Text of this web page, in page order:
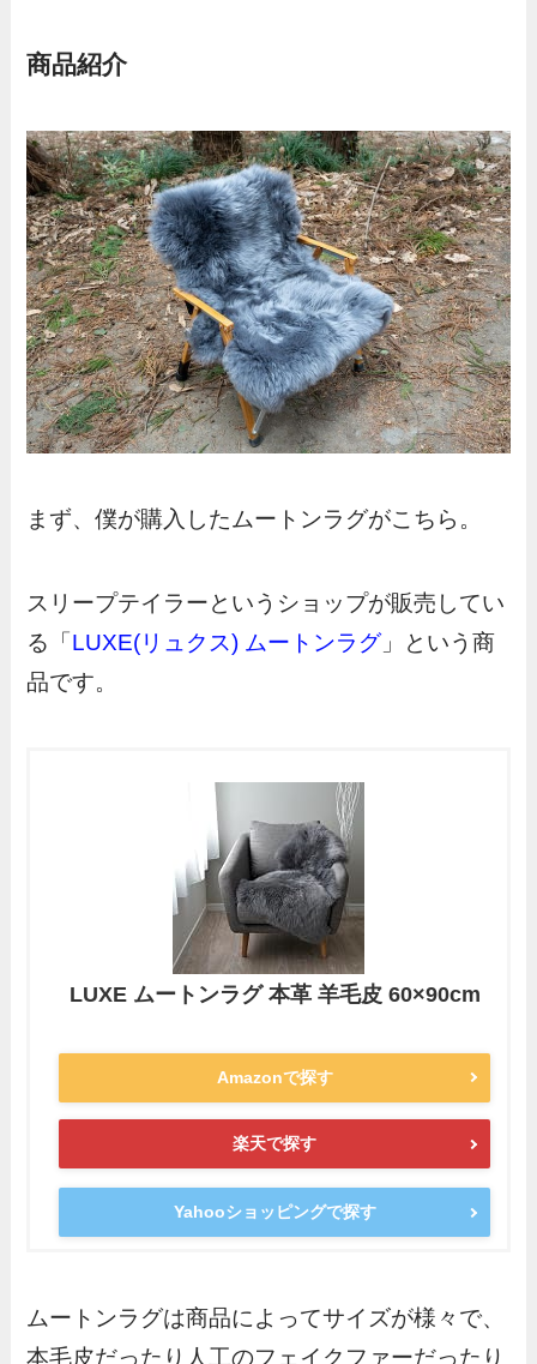
商品紹介
まず、僕が購入したムートンラグがこちら。
スリープテイラーというショップが販売してい
る「 LUXE(リュクス) ムートンラグ」という商
品です。
LUXE ムートンラグ 本革 羊毛皮 60×90cm
Amazonで探す
楽天で探す
Yahooショッピングで探す
ムートンラグは商品によってサイズが様々で、
本毛皮だったり人工のフェイクファーだったり